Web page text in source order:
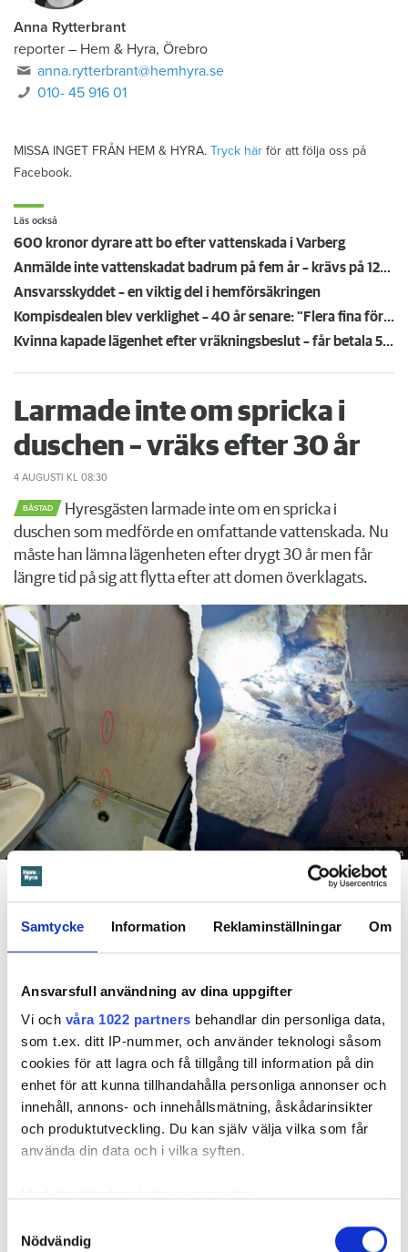
Samtycke Information Reklaminställningar Om
Ansvarsfull användning av dina uppgifter
Vi och våra 1022 partners behandlar din personliga data,
som t.ex. ditt IP-nummer, och använder teknologi såsom
cookies för att lagra och få tillgång till information på din
enhet för att kunna tillhandahålla personliga annonser och
innehåll, annons- och innehållsmätning, åskådarinsikter
och produktutveckling. Du kan själv välja vilka som får
använda din data och i vilka syften.
som kan ha en noggrannhet på upp till flera meter
Nödvändig
Anna Rytterbrant
reporter – Hem & Hyra, Örebro
anna.rytterbrant@hemhyra.se
010- 45 916 01
MISSA INGET FRÅN HEM & HYRA. Tryck här för att följa oss på
Facebook.
Läs också
600 kronor dyrare att bo efter vattenskada i Varberg
Anmälde inte vattenskadat badrum på fem år – krävs på 125 000 kronor
Ansvarsskyddet – en viktig del i hemförsäkringen
Kompisdealen blev verklighet – 40 år senare: "Flera fina fördelar med att dela bostad"
Kvinna kapade lägenhet efter vräkningsbeslut – får betala 50 000
Larmade inte om spricka i
duschen – vräks efter 30 år
4 AUGUSTI KL 08:30
BÅSTAD
Hyresgästen larmade inte om en spricka i
duschen som medförde en omfattande vattenskada. Nu
måste han lämna lägenheten efter drygt 30 år men får
längre tid på sig att flytta efter att domen överklagats.
Foto: Hyresnämnden
En inspektion visade att vatten under en längre tid läckt in genom sprickor i väggen (de
röda markeringarna) och orsakat rötskador i syllen.
Dela Tweeta
1995 men måste nu flytta sedan hans kontrakt prövats både
i hyresnämnden och i hovrätten.
Skada upptäcktes av hantverkare
Det var när hyresvärdens hantverkare skulle byta ett
duschmunstycke under hösten förra året som en spricka i
plastmattan på väggen i duschen upptäcktes. Strax efter
detta lät värden ett företag göra en besiktning av
svetsskarven under en längre tid och orsakat omfattande